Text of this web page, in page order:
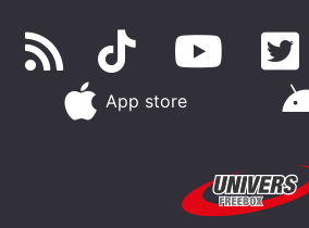
App store